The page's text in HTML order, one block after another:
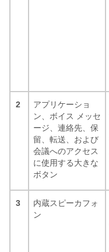
2
アプリケーショ
ン、ボイス メッセ
ージ、連絡先、保
留、転送、および
会議へのアクセス
に使用する大きな
ボタン
3
内蔵スピーカフォ
ン